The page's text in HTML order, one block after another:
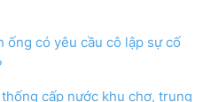
ống có yêu cầu cô lập sự cố
cấp nước khu chợ, trung